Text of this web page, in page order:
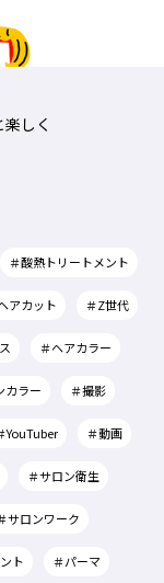
しく
＃酸熱トリートメント
アカット ＃Z世代
＃ヘアカラー
カラー ＃撮影
YouTuber ＃動画
＃サロン衛生
サロンワーク
ト ＃パーマ